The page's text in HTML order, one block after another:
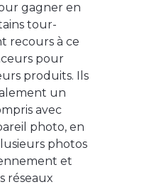
gagner en
tour-
recours à ce
pour
produits. Ils
un
avec
photo, en
photos
et
réseaux